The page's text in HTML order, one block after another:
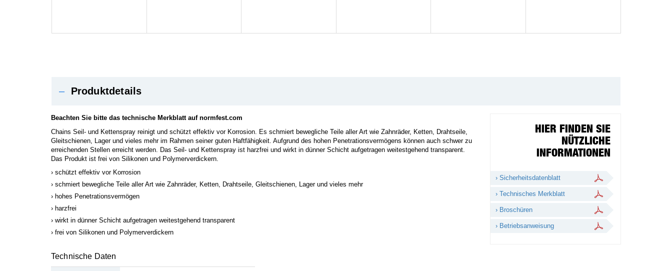
– Produktdetails
Beachten Sie bitte das technische Merkblatt auf normfest.com
Chains Seil- und Kettenspray reinigt und schützt effektiv vor Korrosion. Es schmiert bewegliche Teile aller Art wie Zahnräder, Ketten, Drahtseile,
Gleitschienen, Lager und vieles mehr im Rahmen seiner guten Haftfähigkeit. Aufgrund des hohen Penetrationsvermögens können auch schwer zu
erreichenden Stellen erreicht werden. Das Seil- und Kettenspray ist harzfrei und wirkt in dünner Schicht aufgetragen weitestgehend transparent.
Das Produkt ist frei von Silikonen und Polymerverdickern.
schützt effektiv vor Korrosion
schmiert bewegliche Teile aller Art wie Zahnräder, Ketten, Drahtseile, Gleitschienen, Lager und vieles mehr
hohes Penetrationsvermögen
harzfrei
wirkt in dünner Schicht aufgetragen weitestgehend transparent
frei von Silikonen und Polymerverdickern
Technische Daten
HIER FINDEN SIE
NÜTZLICHE
INFORMATIONEN
› Sicherheitsdatenblatt
› Technisches Merkblatt
› Broschüren
› Betriebsanweisung